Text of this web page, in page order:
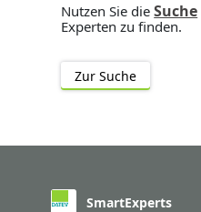
Nutzen Sie dieSuche
Experten zu finden.
Zur Suche
SmartExperts